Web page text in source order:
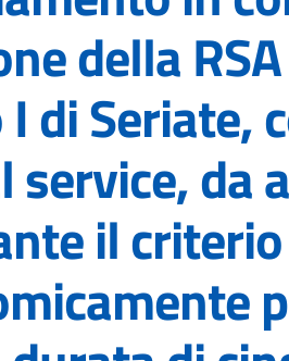
della
I di Seriate,
service, da
il